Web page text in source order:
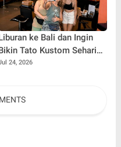
ke Bali dan Ingin
Tato Kustom Sehari
Ini Panduannya
24, 2026